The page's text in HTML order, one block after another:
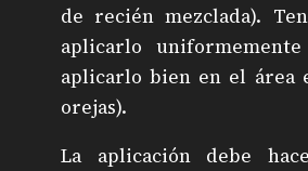
de recién mezclada).
aplicarlo
aplicarlo bien en el área
orejas).
La aplicación debe